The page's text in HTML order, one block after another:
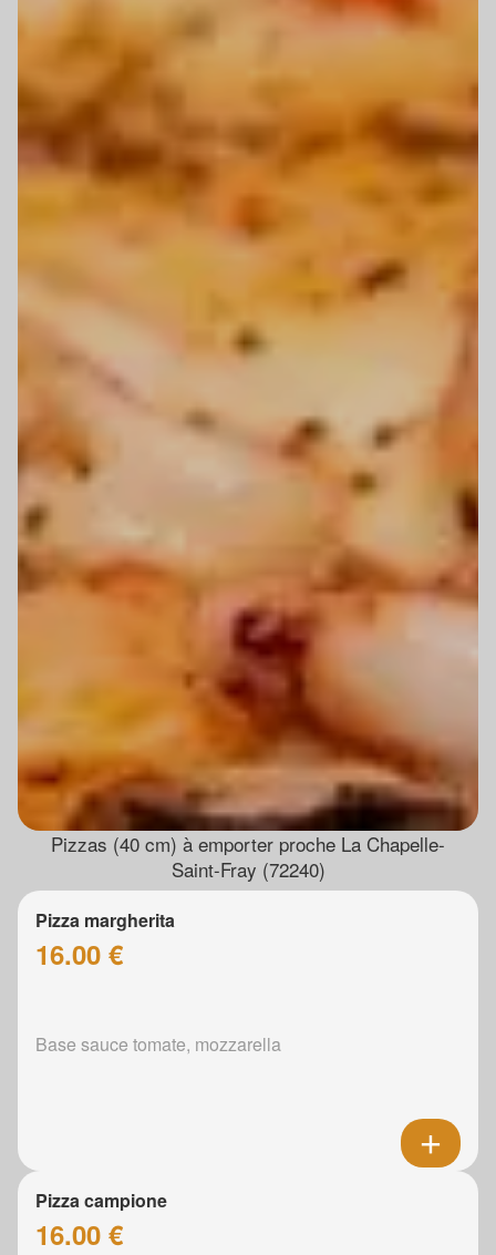
Pizzas (40 cm) à emporter proche La Chapelle-
Saint-Fray (72240)
Pizza margherita
16.00 €
Base sauce tomate, mozzarella
Pizza campione
16.00 €